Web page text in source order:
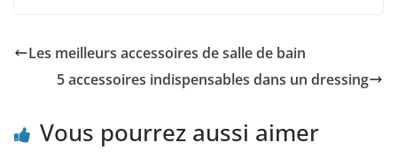
Les meilleurs accessoires de salle de bain
5 accessoires indispensables dans un dressing
Vous pourrez aussi aimer